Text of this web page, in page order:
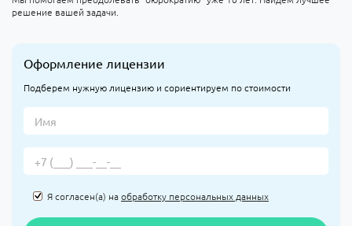
решение вашей задачи.
Оформление лицензии
Подберем нужную лицензию и сориентируем по стоимости
Я согласен(а) наобработку персональных данных